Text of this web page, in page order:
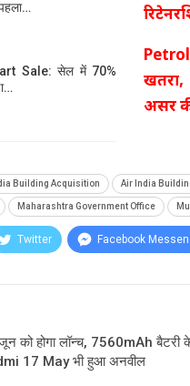
Sale: सेल में 70%
असर
Building Acquisition Air India
Maharashtra Government Office
Twitter Facebook
होगा लॉन्च, 7560mAh बैटरी
17 May भी हुआ अनवील